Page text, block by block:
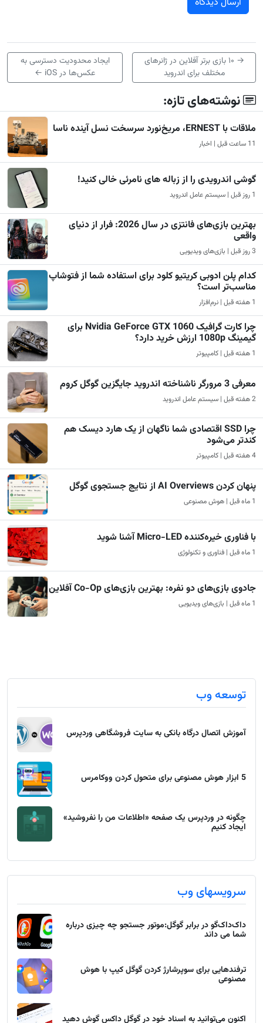
→
۱۰ بازی برتر آفلاین در ژانرهای
مختلف برای اندروید
ایجاد محدودیت دسترسی به
عکس‌ها در iOS
←
نوشته‌های تازه:
ملاقات با ERNEST، مریخ‌نورد سرسخت نسل آینده ناسا
11 ساعت قبل | اخبار
گوشی اندرویدی را از زباله های نامرئی خالی کنید!
1 روز قبل | سیستم عامل اندروید
بهترین بازی‌های فانتزی در سال 2026: فرار از دنیای
واقعی
3 روز قبل | بازی‌های ویدیویی
کدام پلن ادوبی کریتیو کلود برای استفاده شما از فتوشاپ
مناسب‌تر است؟
1 هفته قبل | نرم‌افزار
چرا کارت گرافیک Nvidia GeForce GTX 1060 برای
گیمینگ 1080p ارزش خرید دارد؟
1 هفته قبل | کامپیوتر
معرفی 3 مرورگر ناشناخته اندروید جایگزین گوگل کروم
2 هفته قبل | سیستم عامل اندروید
چرا SSD اقتصادی شما ناگهان از یک هارد دیسک هم
کندتر می‌شود
4 هفته قبل | کامپیوتر
پنهان کردن AI Overviews از نتایج جستجوی گوگل
1 ماه قبل | هوش مصنوعی
با فناوری خیره‌کننده Micro-LED آشنا شوید
1 ماه قبل | فناوری و تکنولوژی
جادوی بازی‌های دو نفره: بهترین بازی‌های Co-Op آفلاین
1 ماه قبل | بازی‌های ویدیویی
توسعه وب
آموزش اتصال درگاه بانکی به سایت فروشگاهی وردپرس
5 ابزار هوش مصنوعی برای متحول کردن ووکامرس
چگونه در وردپرس یک صفحه «اطلاعات من را نفروشید»
ایجاد کنیم
سرویسهای وب
داک‌داک‌گو در برابر گوگل:موتور جستجو چه چیزی درباره
شما می داند
ترفندهایی برای سوپرشارژ کردن گوگل کیپ با هوش
مصنوعی
اکنون می‌توانید به اسناد خود در گوگل داکس گوش دهید